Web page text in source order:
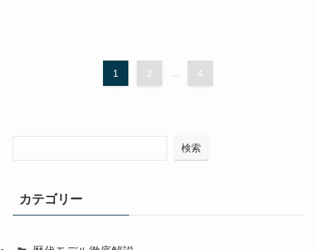
1 2 ... 4
検索
カテゴリー